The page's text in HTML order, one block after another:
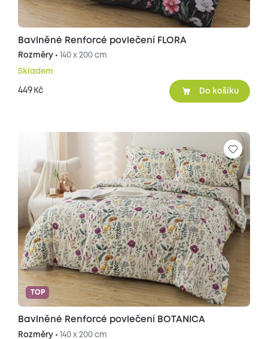
Bavlněné Renforcé povlečení FLORA
Rozměry • 140 x 200 cm
Skladem
449 Kč Do košíku
TOP
Bavlněné Renforcé povlečení BOTANICA
Rozměry • 140 x 200 cm